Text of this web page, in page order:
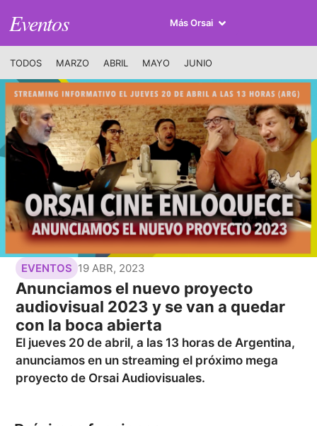
Eventos Más Orsai
TODOS MARZO ABRIL MAYO JUNIO
EVENTOS 19 ABR, 2023
Anunciamos el nuevo proyecto
audiovisual 2023 y se van a quedar
con la boca abierta
El jueves 20 de abril, a las 13 horas de Argentina,
anunciamos en un streaming el próximo mega
proyecto de Orsai Audiovisuales.